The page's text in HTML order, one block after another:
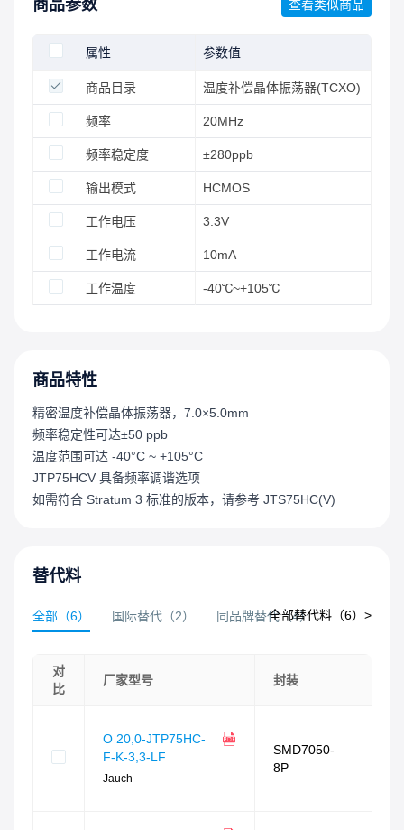
商品参数 查看类似商品
属性 参数值
商品目录 温度补偿晶体振荡器(TCXO)
频率 20MHz
频率稳定度 ±280ppb
输出模式 HCMOS
工作电压 3.3V
工作电流 10mA
工作温度 -40℃~+105℃
商品特性
精密温度补偿晶体振荡器，7.0×5.0mm
频率稳定性可达±50 ppb
温度范围可达 -40°C ~ +105°C
JTP75HCV 具备频率调谐选项
如需符合 Stratum 3 标准的版本，请参考 JTS75HC(V)
替代料
全部 （6） 国际替代 （2） 同品牌替代（4）
全部替代料（6）>
对
比
厂家型号 封装
O 20,0-JTP75HC-
F-K-3,3-LF
Jauch
SMD7050-
8P